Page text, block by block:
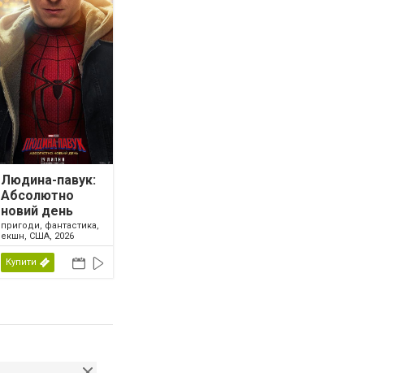
Людина-павук:
Абсолютно
новий день
пригоди, фантастика,
екшн, США, 2026
Купити